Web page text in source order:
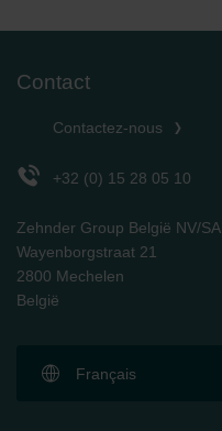
Contact
Contactez-nous
+32 (0) 15 28 05 10
Zehnder Group België NV/SA
Wayenborgstraat 21
2800 Mechelen
België
Français